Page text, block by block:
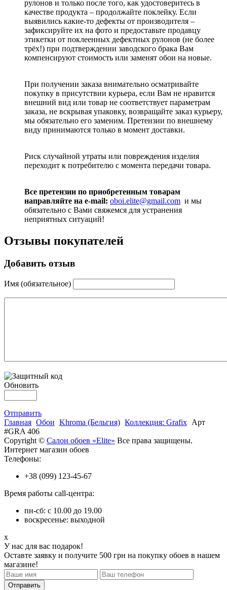
рулонов и только после того, как удостоверитесь в
качестве продукта – продолжайте поклейку. Если
выявились какие-то дефекты от производителя –
зафиксируйте их на фото и предоставьте продавцу
этикетки от поклеенных дефектных рулонов (не более
трёх!) при подтверждении заводского брака Вам
компенсируют стоимость или заменят обои на новые.
При получении заказа внимательно осматривайте
покупку в присутствии курьера, если Вам не нравится
внешний вид или товар не соответствует параметрам
заказа, не вскрывая упаковку, возвращайте заказ курьеру,
мы обязательно его заменим. Претензии по внешнему
виду принимаются только в момент доставки.
Риск случайной утраты или повреждения изделия
переходит к потребителю с момента передачи товара.
Все претензии по приобретенным товарам
направляйте на e-mail: oboi.elite@gmail.com и мы
обязательно с Вами свяжемся для устранения
неприятных ситуаций!
Отзывы покупателей
Добавить отзыв
Имя (обязательное)
Обновить
Отправить
Главная Обои Khroma (Бельгия) Коллекция: Grafix Арт
#GRA 406
Copyright © Салон обоев «Elite» Все права защищены.
Интернет магазин обоев
Телефоны:
+38 (099) 123-45-67
Время работы call-центра:
пн-сб: с 10.00 до 19.00
воскресенье: выходной
x
У нас для вас подарок!
Оставте заявку и получите 500 грн на покупку обоев в нашем
магазине!